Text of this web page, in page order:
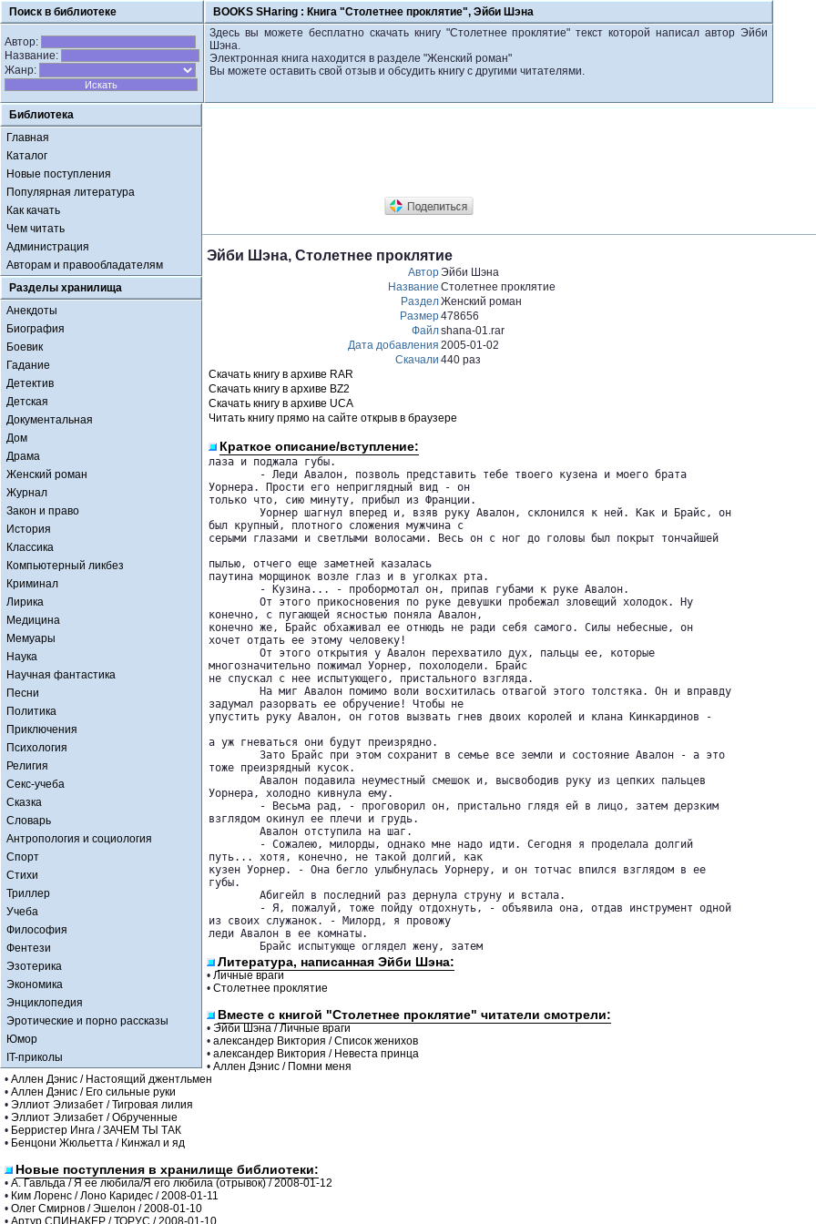
Поиск в библиотеке BOOKS SHaring : Книга "Столетнее проклятие", Эйби Шэна
Автор:
Название:
Жанр:
Здесь вы можете бесплатно скачать книгу "Столетнее проклятие" текст которой написал автор Эйби
Шэна.
Электронная книга находится в разделе "Женский роман"
Вы можете оставить свой отзыв и обсудить книгу с другими читателями.
Библиотека
Главная
Каталог
Новые поступления
Популярная литература
Как качать
Чем читать
Администрация
Авторам и правообладателям
Разделы хранилища
Анекдоты
Биография
Боевик
Гадание
Детектив
Детская
Документальная
Дом
Драма
Женский роман
Журнал
Закон и право
История
Классика
Компьютерный ликбез
Криминал
Лирика
Медицина
Мемуары
Наука
Научная фантастика
Песни
Политика
Приключения
Психология
Религия
Секс-учеба
Сказка
Словарь
Антропология и социология
Спорт
Стихи
Триллер
Учеба
Философия
Фентези
Эзотерика
Экономика
Энциклопедия
Эротические и порно рассказы
Юмор
IT-приколы
Эйби Шэна, Столетнее проклятие
АвторЭйби Шэна
Название Столетнее проклятие
РазделЖенский роман
Размер478656
Файлshana-01.rar
Дата добавления 2005-01-02
Скачали 440 раз
Скачать книгу в архиве RAR
Скачать книгу в архиве BZ2
Скачать книгу в архиве UCA
Читать книгу прямо на сайте открыв в браузере
Краткое описание/вступление:
лаза и поджала губы.
Уорнера. Прости его неприглядный вид - он
только что, сию минуту, прибыл из Франции.
был крупный, плотного сложения мужчина с
серыми глазами и светлыми волосами. Весь он с ног до головы был покрыт тончайшей
пылью, отчего еще заметней казалась
паутина морщинок возле глаз и в уголках рта.
конечно, с пугающей ясностью поняла Авалон,
конечно же, Брайс обхаживал ее отнюдь не ради себя самого. Силы небесные, он
хочет отдать ее этому человеку!
многозначительно пожимал Уорнер, похолодели. Брайс
не спускал с нее испытующего, пристального взгляда.
задумал разорвать ее обручение! Чтобы не
упустить руку Авалон, он готов вызвать гнев двоих королей и клана Кинкардинов -
а уж гневаться они будут преизрядно.
тоже преизрядный кусок.
Уорнера, холодно кивнула ему.
взглядом окинул ее плечи и грудь.
путь... хотя, конечно, не такой долгий, как
кузен Уорнер. - Она бегло улыбнулась Уорнеру, и он тотчас впился взглядом в ее
губы.
из своих служанок. - Милорд, я провожу
леди Авалон в ее комнаты.
   	Брайс испытующе оглядел жену, затем
Литература, написанная Эйби Шэна:
• Личные враги
• Столетнее проклятие
Вместе с книгой "Столетнее проклятие" читатели смотрели:
• Эйби Шэна / Личные враги
• александер Виктория / Список женихов
• александер Виктория / Невеста принца
• Аллен Дэнис / Помни меня
• Аллен Дэнис / Настоящий джентльмен
• Аллен Дэнис / Его сильные руки
• Эллиот Элизабет / Тигровая лилия
• Эллиот Элизабет / Обрученные
• Берристер Инга / ЗАЧЕМ ТЫ ТАК
• Бенцони Жюльетта / Кинжал и яд
Новые поступления в хранилище библиотеки:
• А. Гавльда / Я ее любила/Я его любила (отрывок) / 2008-01-12
• Ким Лоренс / Лоно Каридес / 2008-01-11
• Олег Смирнов / Эшелон / 2008-01-10
• Артур СПИНАКЕР / ТОРУС / 2008-01-10